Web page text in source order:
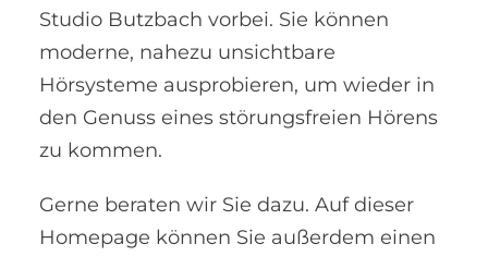
Studio Butzbach vorbei. Sie können
moderne, nahezu unsichtbare
Hörsysteme ausprobieren, um wieder in
den Genuss eines störungsfreien Hörens
zu kommen.
Gerne beraten wir Sie dazu. Auf dieser
Homepage können Sie außerdem einen